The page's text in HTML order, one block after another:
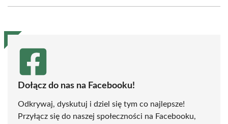
(Twitter)
Dołącz do nas na Facebooku!
Odkrywaj, dyskutuj i dziel się tym co najlepsze!
Przyłącz się do naszej społeczności na Facebooku,